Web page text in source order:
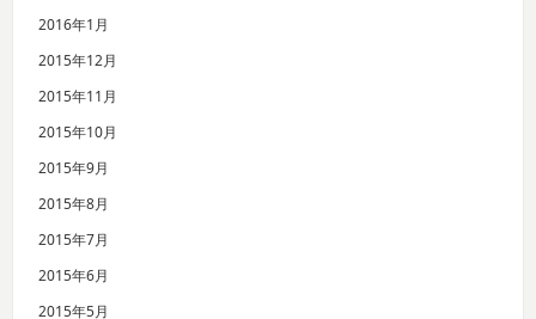
2016年1月
2015年12月
2015年11月
2015年10月
2015年9月
2015年8月
2015年7月
2015年6月
2015年5月